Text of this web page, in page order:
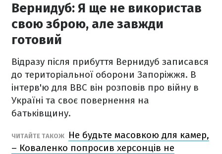
Вернидуб: Я ще не використав
свою зброю, але завжди
готовий
Відразу після прибуття Вернидуб записався
до територіальної оборони Запоріжжя. В
інтерв'ю для ВВС він розповів про війну в
Україні та своє повернення на
батьківщину.
ЧИТАЙТЕ ТАКОЖ
Не будьте масовкою для камер,
– Коваленко попросив херсонців не